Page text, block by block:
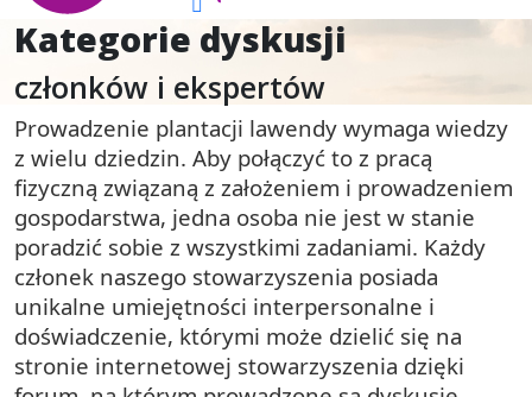
Kategorie dyskusji
członków i ekspertów
Prowadzenie plantacji lawendy wymaga wiedzy
z wielu dziedzin. Aby połączyć to z pracą
fizyczną związaną z założeniem i prowadzeniem
gospodarstwa, jedna osoba nie jest w stanie
poradzić sobie z wszystkimi zadaniami. Każdy
członek naszego stowarzyszenia posiada
unikalne umiejętności interpersonalne i
doświadczenie, którymi może dzielić się na
stronie internetowej stowarzyszenia dzięki